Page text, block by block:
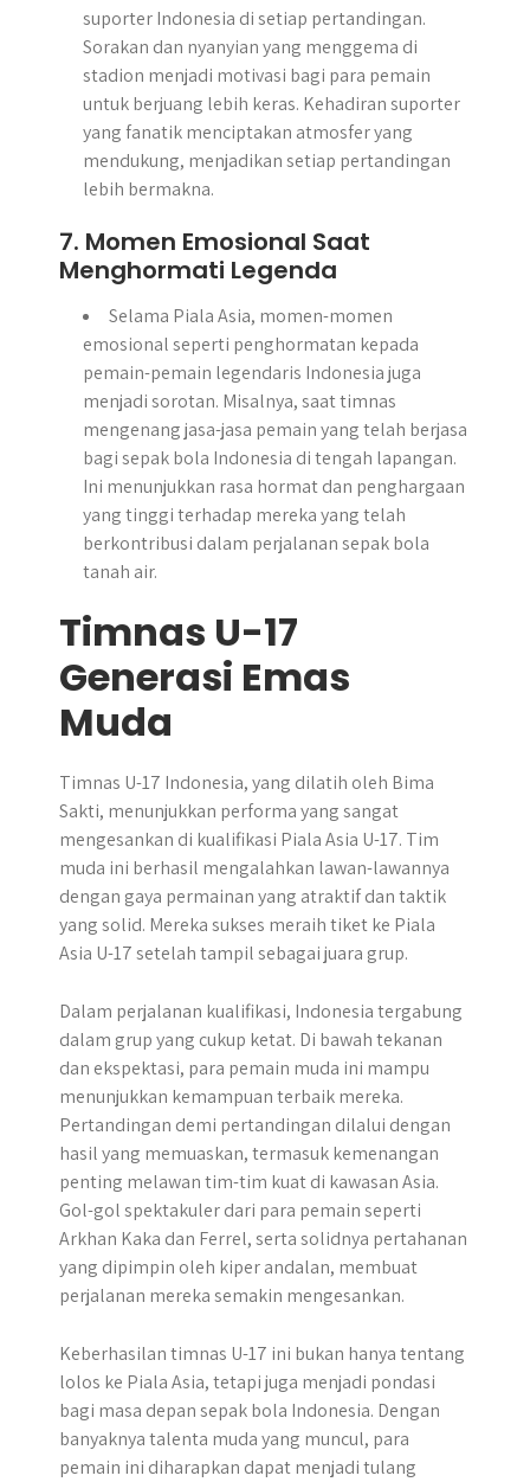
suporter Indonesia di setiap pertandingan.
Sorakan dan nyanyian yang menggema di
stadion menjadi motivasi bagi para pemain
untuk berjuang lebih keras. Kehadiran suporter
yang fanatik menciptakan atmosfer yang
mendukung, menjadikan setiap pertandingan
lebih bermakna.
7. Momen Emosional Saat
Menghormati Legenda
Selama Piala Asia, momen-momen
emosional seperti penghormatan kepada
pemain-pemain legendaris Indonesia juga
menjadi sorotan. Misalnya, saat timnas
mengenang jasa-jasa pemain yang telah berjasa
bagi sepak bola Indonesia di tengah lapangan.
Ini menunjukkan rasa hormat dan penghargaan
yang tinggi terhadap mereka yang telah
berkontribusi dalam perjalanan sepak bola
tanah air.
Timnas U-17
Generasi Emas
Muda
Timnas U-17 Indonesia, yang dilatih oleh Bima
Sakti, menunjukkan performa yang sangat
mengesankan di kualifikasi Piala Asia U-17. Tim
muda ini berhasil mengalahkan lawan-lawannya
dengan gaya permainan yang atraktif dan taktik
yang solid. Mereka sukses meraih tiket ke Piala
Asia U-17 setelah tampil sebagai juara grup.
Dalam perjalanan kualifikasi, Indonesia tergabung
dalam grup yang cukup ketat. Di bawah tekanan
dan ekspektasi, para pemain muda ini mampu
menunjukkan kemampuan terbaik mereka.
Pertandingan demi pertandingan dilalui dengan
hasil yang memuaskan, termasuk kemenangan
penting melawan tim-tim kuat di kawasan Asia.
Gol-gol spektakuler dari para pemain seperti
Arkhan Kaka dan Ferrel, serta solidnya pertahanan
yang dipimpin oleh kiper andalan, membuat
perjalanan mereka semakin mengesankan.
Keberhasilan timnas U-17 ini bukan hanya tentang
lolos ke Piala Asia, tetapi juga menjadi pondasi
bagi masa depan sepak bola Indonesia. Dengan
banyaknya talenta muda yang muncul, para
pemain ini diharapkan dapat menjadi tulang